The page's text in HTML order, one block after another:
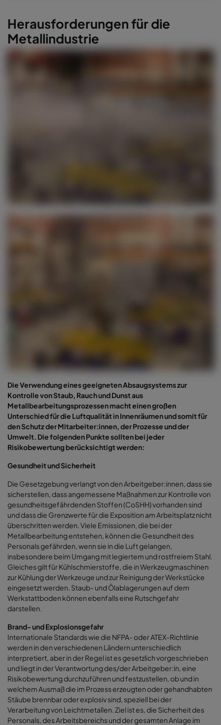
Herausforderungen für die
Metallindustrie
Die Verwendung eines geeigneten Absaugsystems zur
Kontrolle von Staub, Rauch und Dunst aus
Metallbearbeitungsprozessen macht einen großen
Unterschied für die Luftqualität in Innenräumen und somit für
den Schutz der Mitarbeiter:innen, der Prozesse und der
Umwelt. Die folgenden Punkte sollten bei jeder
Risikobewertung berücksichtigt werden:
Gesundheit und Sicherheit
Die Gesetzgebung verlangt von den Arbeitgeber:innen, dass sie
sicherstellen, dass angemessene Maßnahmen zur Kontrolle von
gesundheitsgefährdenden Stoffen (CoSHH) vorhanden sind
und dass die Grenzwerte für die Exposition am Arbeitsplatz nicht
überschritten werden. Viele Emissionen, die bei der
Metallbearbeitung entstehen, können die Gesundheit des
Personals gefährden, wenn sie in die Luft gelangen,
insbesondere beim Umgang mit legiertem und rostfreiem Stahl.
Gleiches gilt für Kühlschmierstoffe, die in Werkzeugmaschinen
zur Kühlung der Werkzeuge und zur Reinigung der Werkstücke
eingesetzt werden. Staub- und Ölablagerungen auf dem
Werkstattboden können ebenfalls eine Rutschgefahr
darstellen.
Brand- und Explosionsgefahr
Internationale Standards wie die NFPA- oder ATEX-Richtlinie
werden in den verschiedenen Ländern unterschiedlich
interpretiert, aber in der Regel ist es gesetzlich vorgeschrieben
und liegt in der Verantwortung des/der Arbeitgeber:in, eine
Risikobewertung durchzuführen und festzustellen, ob und in
welchem Ausmaß die im Prozess erzeugten oder gehandhabten
Stäube brennbar oder explosiv sind, speziell bei der
Verarbeitung von Leichtmetallen. Ziel ist es, die Sicherheit des
Personals, des Arbeitsbereichs und der gesamten Anlage im